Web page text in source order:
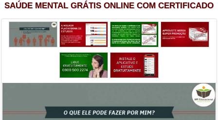
SAÚDE MENTAL GRÁTIS ONLINE COM CERTIFICADO